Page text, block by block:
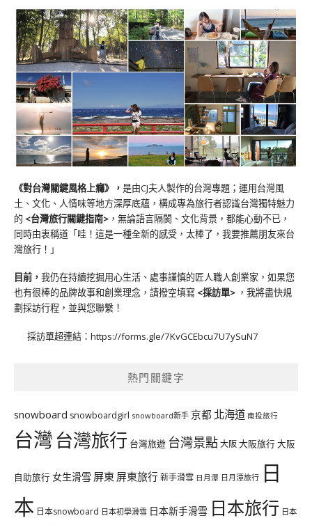
《對台灣關鍵風格上癮》 ， 是由CJ夫人製作的台灣專題；運用台灣風
土、文化、人情味等地方深厚底蘊，構成專為旅行者認識台灣獨特魅力
的 <台灣旅行關鍵指南> ，無論語言隔閡、文化背景，都能心動不已，
同時由衷稱道「哇！這是一種全新的感受，太棒了，我要推薦朋友來台
灣旅行！」
目前， 我仍在持續挖掘用心生活、處事謹慎的匠人職人創業家，如果您
也有很棒的品牌故事和創業理念，請撥空填寫 <採訪單> ，我將盡快規
劃採訪行程，並與您聯繫！
採訪單超連結： https://forms.gle/7KvGCEbcu7U7ySuN7
熱門關鍵字
snowboard snowboardgirl snowboard新手 京都 北海道 南投旅行
台灣台灣旅行 台灣旅遊 台灣景點大阪大阪旅行大阪
自助旅行 女生滑雪 屏東 屏東旅行新手滑雪 日月潭 日月潭旅行 日
本 日本snowboard 日本初學滑雪 日本新手滑雪 日本旅行 日本